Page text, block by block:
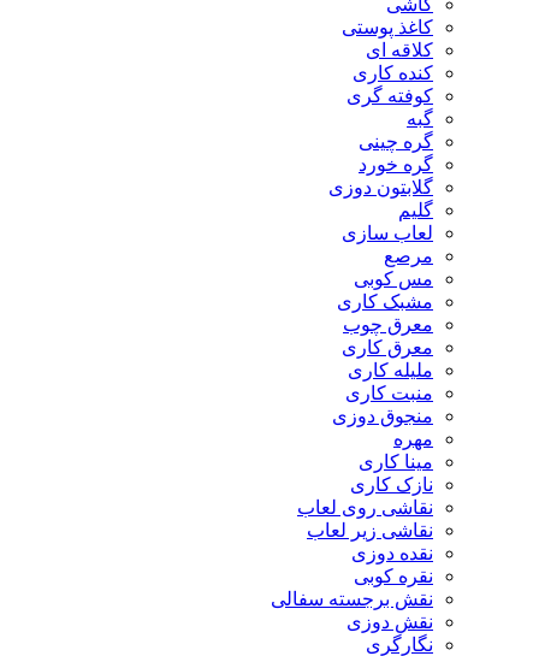
کاشی
کاغذ پوستی
کلاقه ای
کنده کاری
کوفته گری
گبه
گره چینی
گره خورد
گلابتون دوزی
گلیم
لعاب سازی
مرصع
مس کوبی
مشبک کاری
معرق چوب
معرق کاری
مليله کاری
منبت کاری
منجوق دوزی
مهره
مینا کاری
نازک کاری
نقاشی روی لعاب
نقاشی زیر لعاب
نقده دوزی
نقره کوبی
نقش برجسته سفالی
نقش دوزی
نگارگری